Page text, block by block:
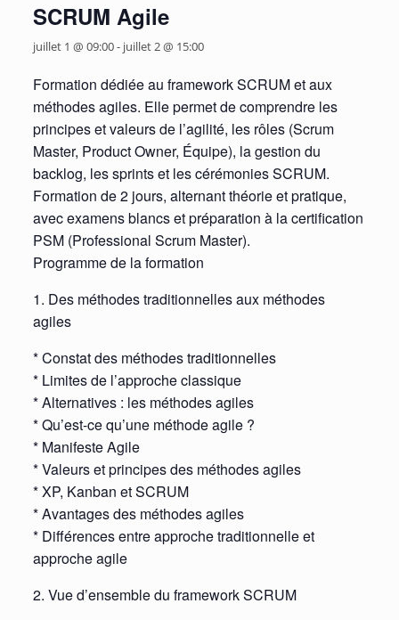
SCRUM Agile
juillet 1 @ 09:00- juillet 2 @ 15:00
Formation dédiée au framework SCRUM et aux
méthodes agiles. Elle permet de comprendre les
principes et valeurs de l’agilité, les rôles (Scrum
Master, Product Owner, Équipe), la gestion du
backlog, les sprints et les cérémonies SCRUM.
Formation de 2 jours, alternant théorie et pratique,
avec examens blancs et préparation à la certification
PSM (Professional Scrum Master).
Programme de la formation
1. Des méthodes traditionnelles aux méthodes
agiles
* Constat des méthodes traditionnelles
* Limites de l’approche classique
* Alternatives : les méthodes agiles
* Qu’est-ce qu’une méthode agile ?
* Manifeste Agile
* Valeurs et principes des méthodes agiles
* XP, Kanban et SCRUM
* Avantages des méthodes agiles
* Différences entre approche traditionnelle et
approche agile
2. Vue d’ensemble du framework SCRUM